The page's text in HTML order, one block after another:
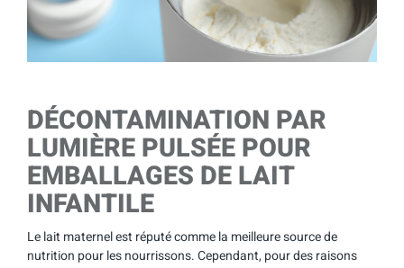
DÉCONTAMINATION PAR
LUMIÈRE PULSÉE POUR
EMBALLAGES DE LAIT
INFANTILE
Le lait maternel est réputé comme la meilleure source de
nutrition pour les nourrissons. Cependant, pour des raisons